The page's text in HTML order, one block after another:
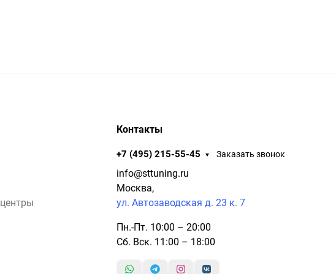
Контакты
+7 (495) 215-55-45 Заказать звонок
info@sttuning.ru
Москва,
ул. Автозаводская д. 23 к. 7
Пн.-Пт. 10:00 – 20:00
Сб. Вск. 11:00 – 18:00